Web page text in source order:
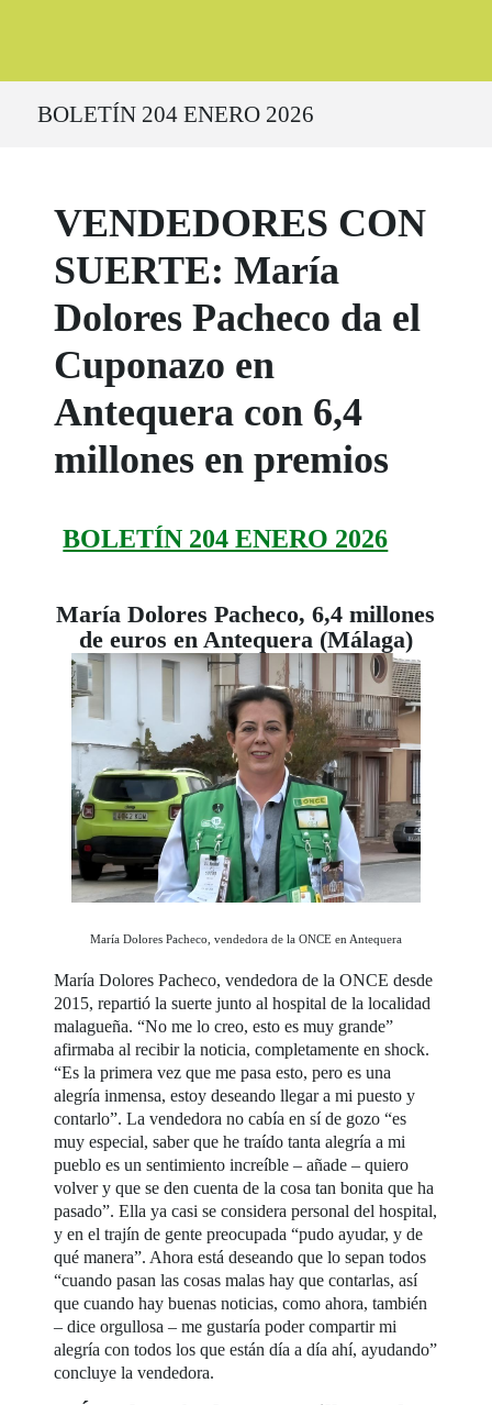
BOLETÍN 204 ENERO 2026
VENDEDORES CON
SUERTE: María
Dolores Pacheco da el
Cuponazo en
Antequera con 6,4
millones en premios
BOLETÍN 204 ENERO 2026
María Dolores Pacheco, 6,4 millones
de euros en Antequera (Málaga)
María Dolores Pacheco, vendedora de la ONCE en Antequera
María Dolores Pacheco, vendedora de la ONCE desde
2015, repartió la suerte junto al hospital de la localidad
malagueña. “No me lo creo, esto es muy grande”
afirmaba al recibir la noticia, completamente en shock.
“Es la primera vez que me pasa esto, pero es una
alegría inmensa, estoy deseando llegar a mi puesto y
contarlo”. La vendedora no cabía en sí de gozo “es
muy especial, saber que he traído tanta alegría a mi
pueblo es un sentimiento increíble – añade – quiero
volver y que se den cuenta de la cosa tan bonita que ha
pasado”. Ella ya casi se considera personal del hospital,
y en el trajín de gente preocupada “pudo ayudar, y de
qué manera”. Ahora está deseando que lo sepan todos
“cuando pasan las cosas malas hay que contarlas, así
que cuando hay buenas noticias, como ahora, también
– dice orgullosa – me gustaría poder compartir mi
alegría con todos los que están día a día ahí, ayudando”
concluye la vendedora.